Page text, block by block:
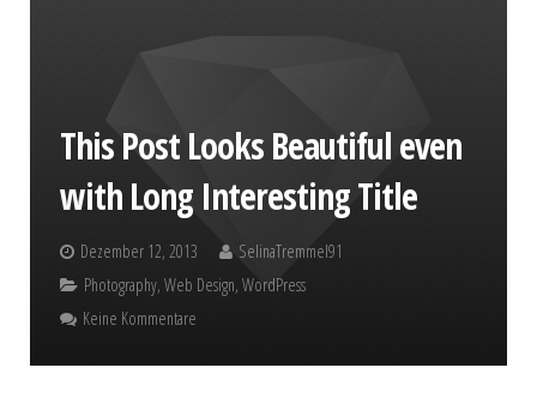
Aktuelles
Kontakt
Datenschutz
Impressum
This Post Looks Beautiful even
with Long Interesting Title
Dezember 12, 2013
SelinaTremmel91
Photography, Web Design, WordPress
Keine Kommentare